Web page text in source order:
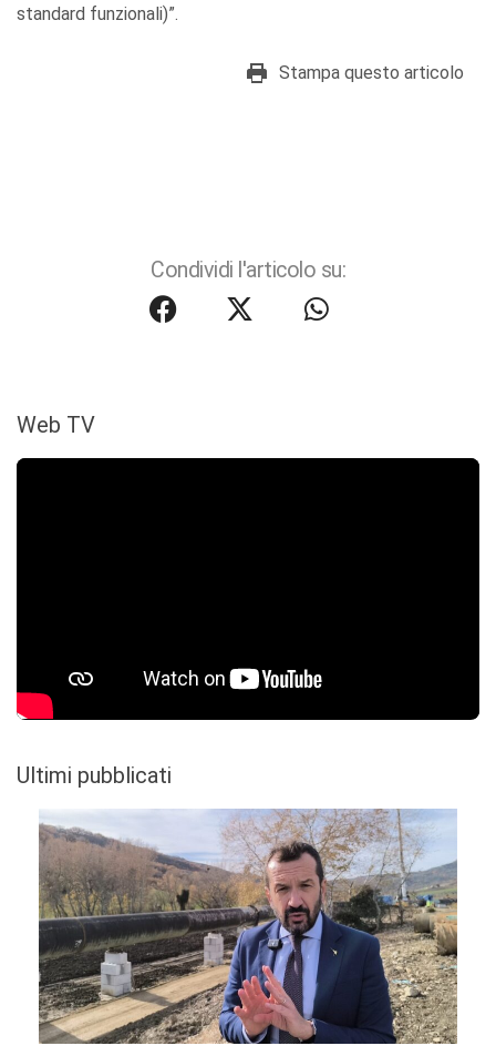
standard funzionali)”.
Stampa questo articolo
Condividi l'articolo su:
Web TV
Ultimi pubblicati